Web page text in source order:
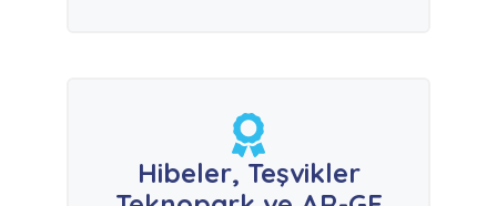
Hibeler, Teşvikler